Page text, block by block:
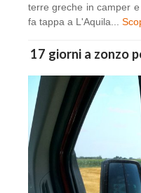
terre greche in camper
fa tappa a L'Aquila...
17 giorni a zonzo